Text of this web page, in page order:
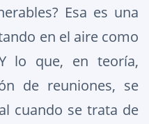
Esa es una
en el aire como
lo que, en teoría,
de reuniones, se
cuando se trata de